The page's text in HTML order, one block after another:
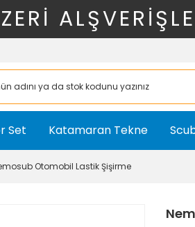
Set Katamaran Tekne
Otomobil Lastik Şişirme